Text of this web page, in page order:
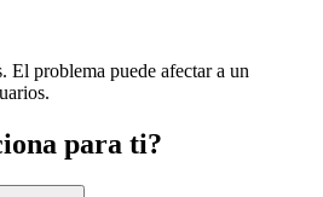
El problema puede afectar a un
para ti?